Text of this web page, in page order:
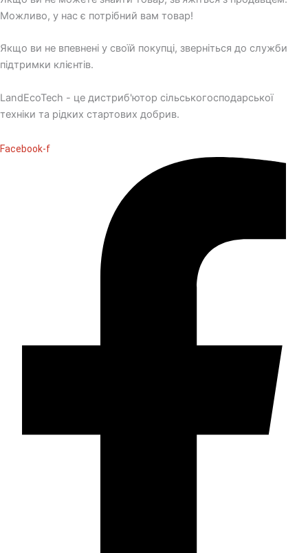
Можливо, у нас є потрібний вам товар!
Якщо ви не впевнені у своїй покупці, зверніться до служби
підтримки клієнтів.
LandEcoTech - це дистриб'ютор сільськогосподарської
техніки та рідких стартових добрив.
Facebook-f